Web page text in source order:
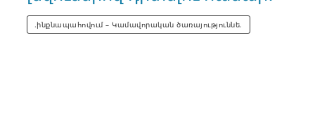
.ինքնապահովում – Կամավորական ծառայություննե.